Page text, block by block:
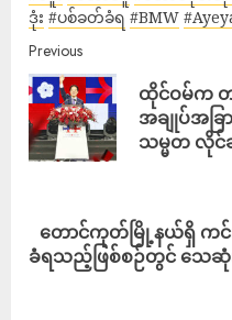
ဒုံး #ပစ်ခတ်ခံရ #BMW
Previous
ထိုင်ဝမ်က
အချုပ်အခ
သမ္မတ လိုင်
တောင်ကုတ်မြို့နယ်ရှိ ကင်း
ခံရသည့်ဖြစ်စဉ်တွင် သေဆုံ